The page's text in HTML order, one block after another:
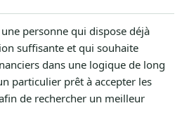
personne qui dispose déjà
suffisante et qui souhaite
dans une logique de long
particulier prêt à accepter les
de rechercher un meilleur